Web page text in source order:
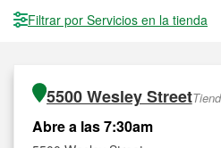
Filtrar por Servicios en la tienda
5500 Wesley Street
Abre a las 7:30am